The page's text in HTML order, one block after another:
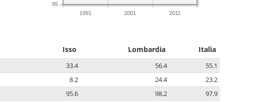
1991 2001 2011
95
Isso Lombardia Italia
33.4 56.4
55.1
8.2 24.4
23.2
95.6 98.2
97.9